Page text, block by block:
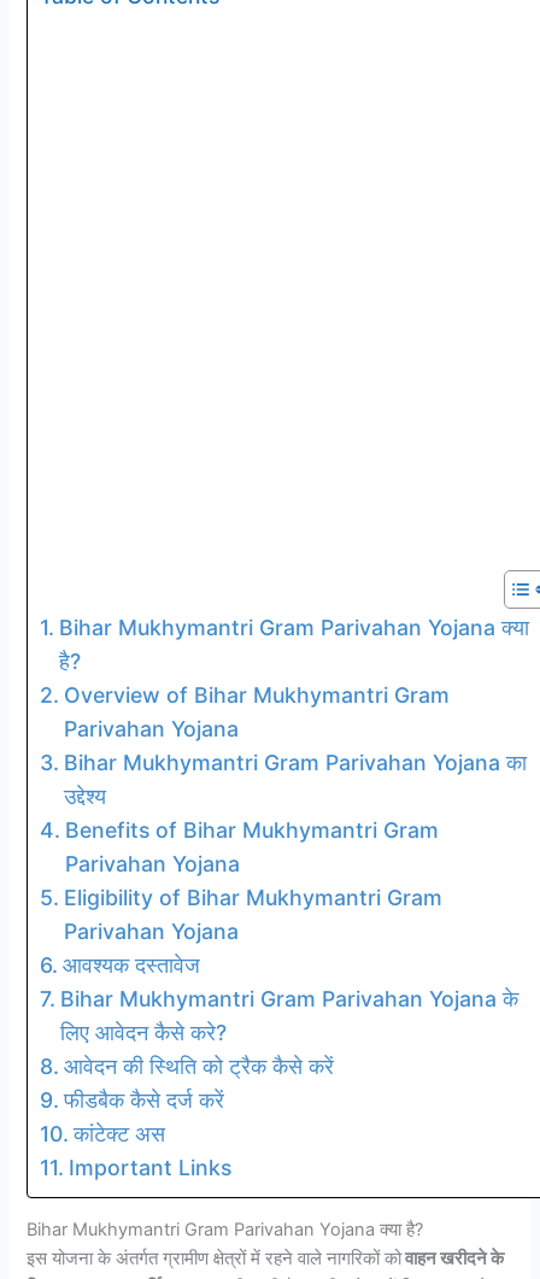
Bihar Mukhymantri Gram Parivahan Yojana क्या
है?
Overview of Bihar Mukhymantri Gram
Parivahan Yojana
Bihar Mukhymantri Gram Parivahan Yojana का
उद्देश्य
Benefits of Bihar Mukhymantri Gram
Parivahan Yojana
Eligibility of Bihar Mukhymantri Gram
Parivahan Yojana
आवश्यक दस्तावेज
Bihar Mukhymantri Gram Parivahan Yojana के
लिए आवेदन कैसे करे?
आवेदन की स्थिति को ट्रैक कैसे करें
फीडबैक कैसे दर्ज करें
कांटेक्ट अस
Important Links
Bihar Mukhymantri Gram Parivahan Yojana क्या है?
इस योजना के अंतर्गत ग्रामीण क्षेत्रों में रहने वाले नागरिकों कोवाहन खरीदने के